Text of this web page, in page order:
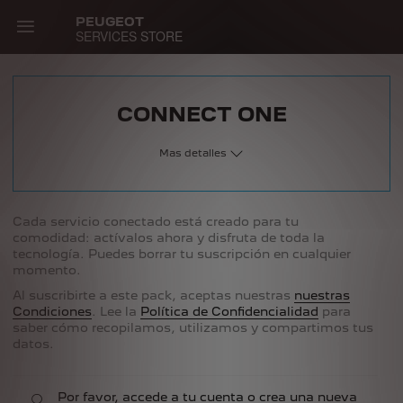
content
PEUGEOT
SERVICES STORE
navigationCONNECT ONE
Mas detalles
Cada servicio conectado está creado para tu
comodidad: actívalos ahora y disfruta de toda la
tecnología. Puedes borrar tu suscripción en cualquier
momento.
Al suscribirte a este pack, aceptas nuestras nuestras
Condiciones . Lee la Política de Confidencialidad para
saber cómo recopilamos, utilizamos y compartimos tus
datos.
Por favor, accede a tu cuenta o crea una nueva